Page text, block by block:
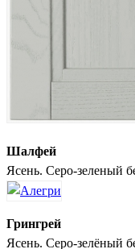
Шалфей
Ясень. Серо-зеленый
Грингрей
Ясень. Серо-зелёный